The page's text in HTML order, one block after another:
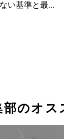
い基準と最...
部のオス